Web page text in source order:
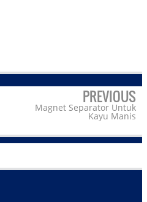
PREVIOUS
Magnet Separator Untuk
Kayu Manis